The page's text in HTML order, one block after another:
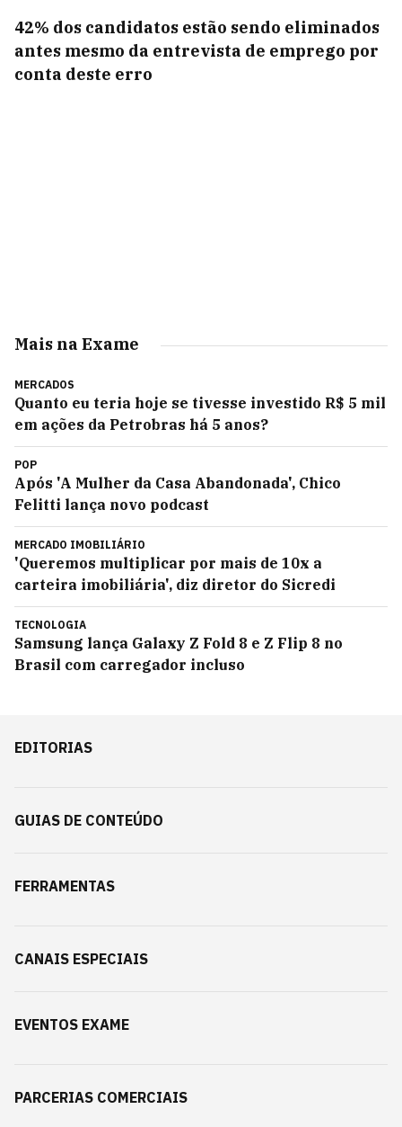
42% dos candidatos estão sendo eliminados
antes mesmo da entrevista de emprego por
conta deste erro
Mais na Exame
MERCADOS
Quanto eu teria hoje se tivesse investido R$ 5 mil
em ações da Petrobras há 5 anos?
POP
Após 'A Mulher da Casa Abandonada', Chico
Felitti lança novo podcast
MERCADO IMOBILIÁRIO
'Queremos multiplicar por mais de 10x a
carteira imobiliária', diz diretor do Sicredi
TECNOLOGIA
Samsung lança Galaxy Z Fold 8 e Z Flip 8 no
Brasil com carregador incluso
EDITORIAS
GUIAS DE CONTEÚDO
FERRAMENTAS
CANAIS ESPECIAIS
EVENTOS EXAME
PARCERIAS COMERCIAIS